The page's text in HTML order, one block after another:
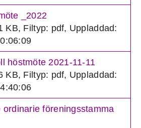
_2022
KB, Filtyp: pdf, Uppladdad:
höstmöte 2021-11-11
KB, Filtyp: pdf, Uppladdad:
ordinarie föreningsstamma